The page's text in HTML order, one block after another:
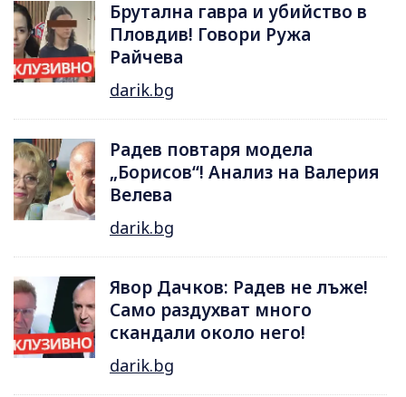
Брутална гавра и убийство в
Пловдив! Говори Ружа
Райчева
darik.bg
Радев повтаря модела
„Борисов“! Анализ на Валерия
Велева
darik.bg
Явор Дачков: Радев не лъже!
Само раздухват много
скандали около него!
darik.bg